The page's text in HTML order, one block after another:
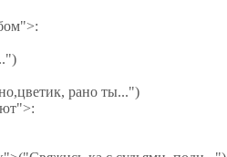
рано ты...")